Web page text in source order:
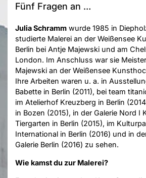
Fünf Fragen an …
Julia Schramm wurde 1985 in
studierte Malerei an der Weißensee
Berlin bei Antje Majewski und am
London. Im Anschluss war sie
Majewski an der Weißensee
Ihre Arbeiten waren u. a. in
Babette in Berlin (2011), bei team
im Atelierhof Kreuzberg in Berlin
in Bozen (2015), in der Galerie Nord I
Tiergarten in Berlin (2015), im
International in Berlin (2016) und in
Galerie Berlin (2016) zu sehen.
Wie kamst du zur Malerei?